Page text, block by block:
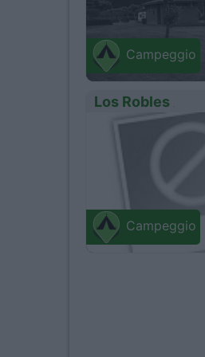
Campeggio
Los Robles
Campeggio